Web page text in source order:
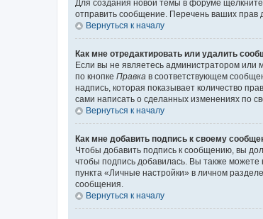
Для создания новой темы в форуме
отправить сообщение. Перечень ваших
Вернуться к началу
Как мне отредактировать или удалить
Если вы не являетесь администратором
по кнопке Правка в соответствующем
надпись, которая показывает количество
сами написать о сделанных изменениях по
Вернуться к началу
Как мне добавить подпись к своему
Чтобы добавить подпись к сообщению, вы
чтобы подпись добавилась. Вы также
пункта «Личные настройки» в личном
сообщения.
Вернуться к началу